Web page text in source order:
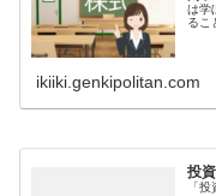
は学
るこ
ikiiki.genkipolitan.com
投資
「